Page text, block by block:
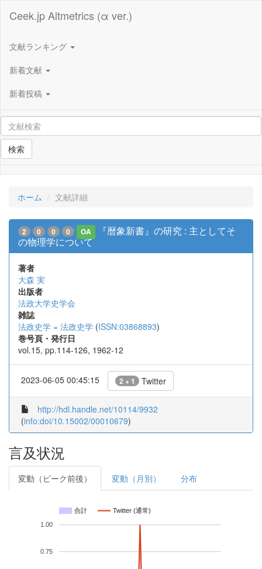
Ceek.jp Altmetrics (α ver.)
文献ランキング
新着文献
新着投稿
検索
ホーム 文献詳細
2 0 0 0 OA
『暦象新書』の研究 : 主としてそ
の物理学について
著者
大森 実
出版者
法政大学史学会
雑誌
法政史学 = 法政史学 (ISSN:03868893)
巻号頁・発行日
vol.15, pp.114-126, 1962-12
2023-06-05 00:45:15 2 + 1 Twitter
http://hdl.handle.net/10114/9932
(info:doi/10.15002/00010679)
言及状況
変動（ピーク前後） 変動（月別） 分布
合計 Twitter (通常)
0.75
1.00